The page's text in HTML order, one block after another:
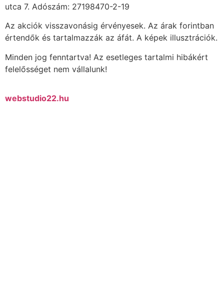
utca 7. Adószám: 27198470-2-19
Az akciók visszavonásig érvényesek. Az árak forintban
értendők és tartalmazzák az áfát. A képek illusztrációk.
Minden jog fenntartva! Az esetleges tartalmi hibákért
felelősséget nem vállalunk!
webstudio22.hu